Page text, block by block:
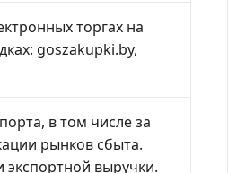
торгах на
goszakupki.by,
в том числе за
рынков сбыта.
экспортной выручки.